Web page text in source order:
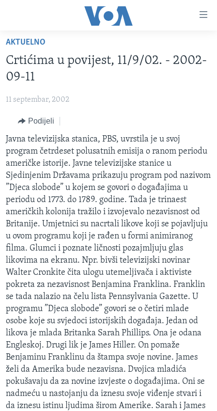
glavni
sadržaj
Pređi
na
glavnu
navigaciju
pretragu
VIJESTI
SJEDINJENE AMERIČKE DRŽAVE
BOSNA I HERCEGOVINA
SVIJET
NAUKA I TEHNOLOGIJA
SPECIJALNI PROJEKTI
KORUPCIJA
SLOBODA MEDIJA
ŽENSKA STRANA
IZBJEGLIČKA STRANA
MAGAZIN
O GLASU AMERIKE
Learning English
PRATITE NAS
Jezici
AKTUELNO
Crtićima u povijest, 11/9/02. - 2002-
09-11
11 septembar, 2002
Podijeli
Javna televizijska stanica, PBS, uvrstila je u svoj
program četrdeset polusatnih emisija o ranom periodu
američke istorije. Javne televizijske stanice u
Sjedinjenim Državama prikazuju program pod nazivom
”Djeca slobode” u kojem se govori o događajima u
periodu od 1773. do 1789. godine. Tada je trinaest
američkih kolonija tražilo i izvojevalo nezavisnost od
Britanije. Umjetnici su nacrtali likove koji se pojavljuju
u ovom programu koji je rađen u formi animiranog
filma. Glumci i poznate ličnosti pozajmljuju glas
likovima na ekranu. Npr. bivši televizijski novinar
Walter Cronkite čita ulogu utemeljivača i aktiviste
pokreta za nezavisnost Benjamina Franklina. Franklin
se tada nalazio na čelu lista Pennsylvania Gazette. U
programu ”Djeca slobode” govori se o četiri mlade
osobe koje su svjedoci istorijskih događaja. Jedan od
likova je mlada Britanka Sarah Phillips. Ona je odana
Engleskoj. Drugi lik je James Hiller. On pomaže
Benjaminu Franklinu da štampa svoje novine. James
želi da Amerika bude nezavisna. Dvojica mladića
pokušavaju da za novine izvjeste o događajima. Oni se
nadmeću u nastojanju da iznesu svoje viđenje stvari i
da iznesu istinu ljudima širom Amerike. Sarah i James